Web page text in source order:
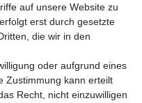
auf unsere Website zu
erst durch gesetzte
die wir in den
oder aufgrund eines
Zustimmung kann erteilt
Recht, nicht einzuwilligen